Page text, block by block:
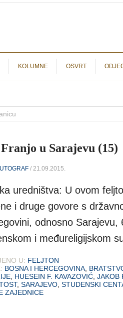
KOLUMNE OSVRT
u Sarajevu (15)
/ 21.09.2015.
uredništva: U ovom
i druge govore s
odnosno
i međureligijskom
U: FELJTON
BOSNA I HERCEGOVINA
HUESEIN F. KAVAZOVIĆ JAKOB
, SARAJEVO STUDENSKI
ZAJEDNICE